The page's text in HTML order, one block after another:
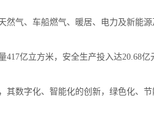
气、车船燃气、暖居、电力及新能源
亿立方米，安全生产投入达20.68亿
数字化、智能化的创新，绿色化、